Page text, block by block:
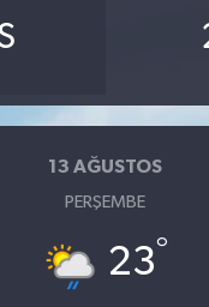
13 AĞUSTOS
PERŞEMBE
23°